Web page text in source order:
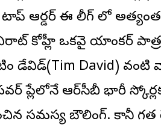
ఆర్డర్ ఈ లీగ్ లో అత్యంత
కోహ్లీ ఒకవైపు యాంకర్ పాత్ర
డేవిడ్(Tim David) వంటి
ప్లేలోనే ఆర్‌సీబీ భారీ
సమస్య బౌలింగ్. కానీ గత